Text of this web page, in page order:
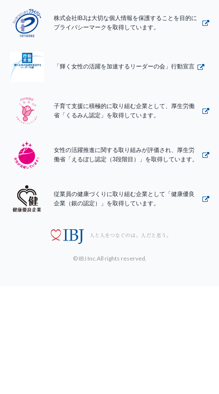
株式会社IBJは大切な個人情報を保護することを目的に
プライバシーマークを取得しています。
「輝く女性の活躍を加速するリーダーの会」行動宣言
子育て支援に積極的に取り組む企業として、厚生労働
省「くるみん認定」を取得しています。
女性の活躍推進に関する取り組みが評価され、厚生労
働省「えるぼし認定（3段階目）」を取得しています。
従業員の健康づくりに取り組む企業として「健康優良
企業（銀の認定）」を取得しています。
© IBJ Inc.All rights reserved.